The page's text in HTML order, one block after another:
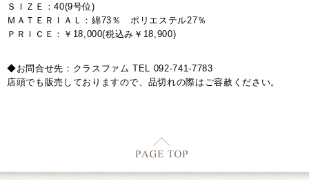
ＳＩＺＥ：40(9号位)
ＭＡＴＥＲＩＡＬ：綿73％ ポリエステル27％
ＰＲＩＣＥ：￥18,000(税込み￥18,900)
◆お問合せ先：クラスファム TEL 092-741-7783
店頭でも販売しておりますので、品切れの際はご容赦ください。